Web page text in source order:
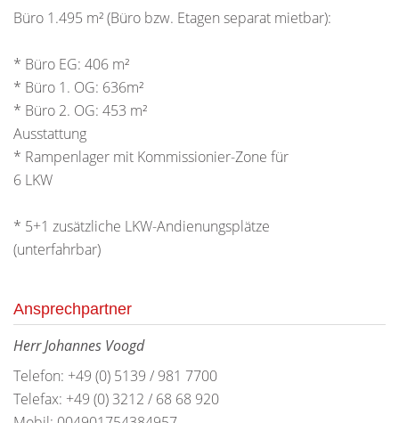
Büro 1.495 m² (Büro bzw. Etagen separat mietbar):
* Büro EG: 406 m²
* Büro 1. OG: 636m²
* Büro 2. OG: 453 m²
Ausstattung
* Rampenlager mit Kommissionier-Zone für
6 LKW
* 5+1 zusätzliche LKW-Andienungsplätze
(unterfahrbar)
Ansprechpartner
Herr Johannes Voogd
Telefon: +49 (0) 5139 / 981 7700
Telefax: +49 (0) 3212 / 68 68 920